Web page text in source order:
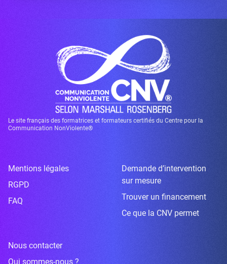
Le site français des formatrices et formateurs certifiés du Centre pour la
Communication NonViolente®
Mentions légales
RGPD
FAQ
Demande d’intervention
sur mesure
Trouver un financement
Ce que la CNV permet
Nous contacter
Qui sommes-nous ?